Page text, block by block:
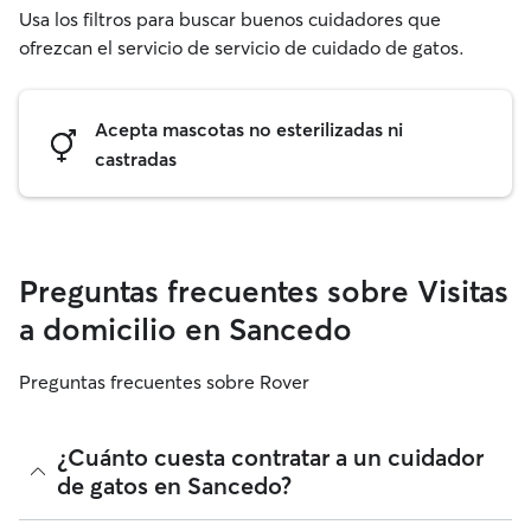
Usa los filtros para buscar buenos cuidadores que
ofrezcan el servicio de servicio de cuidado de gatos.
Acepta mascotas no esterilizadas ni
castradas
Preguntas frecuentes sobre Visitas
a domicilio en Sancedo
Preguntas frecuentes sobre Rover
¿Cuánto cuesta contratar a un cuidador
de gatos en Sancedo?